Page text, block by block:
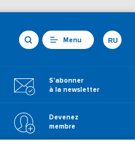
Menu
S'abonner
à la newsletter
Devenez
membre
RU